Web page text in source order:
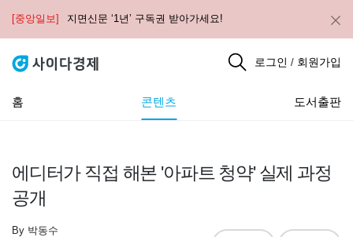
[중앙일보] 지면신문 ‘1년’ 구독권 받아가세요!
로그인 / 회원가입
홈 콘텐츠 도서출판
에디터가 직접 해본 '아파트 청약' 실제 과정
공개
By 박동수